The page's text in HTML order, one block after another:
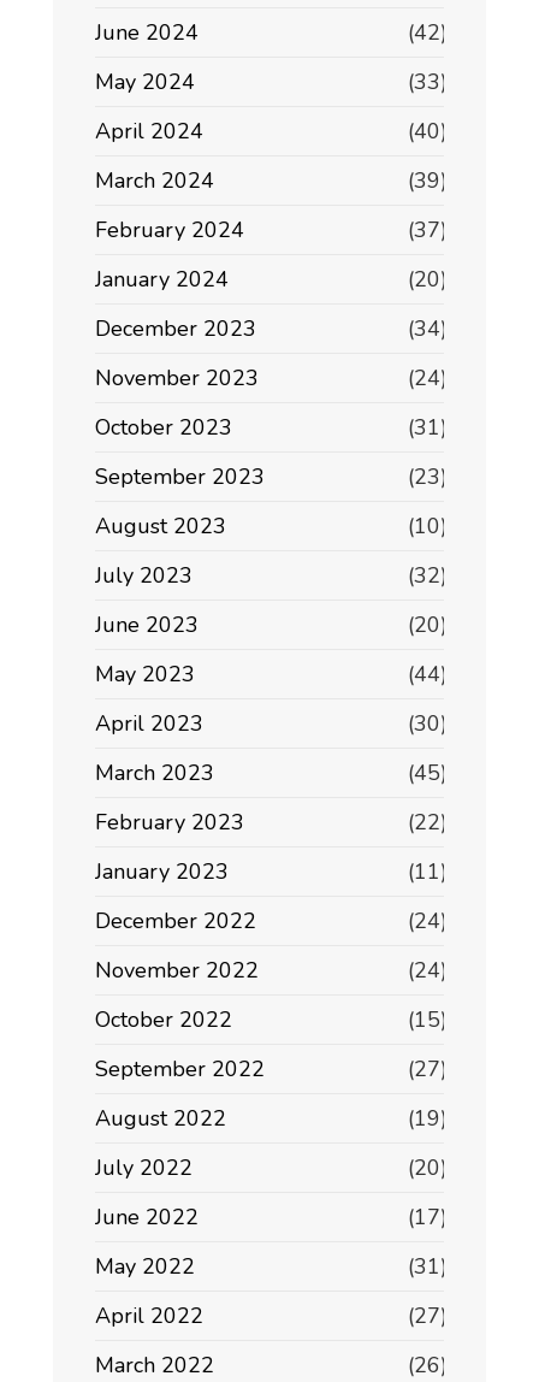
June 2024
(42)
May 2024
(33)
April 2024
(40)
March 2024
(39)
February 2024
(37)
January 2024
(20)
December 2023
(34)
November 2023
(24)
October 2023
(31)
September 2023
(23)
August 2023
(10)
July 2023
(32)
June 2023
(20)
May 2023
(44)
April 2023
(30)
March 2023
(45)
February 2023
(22)
January 2023
(11)
December 2022
(24)
November 2022
(24)
October 2022
(15)
September 2022
(27)
August 2022
(19)
July 2022
(20)
June 2022
(17)
May 2022
(31)
April 2022
(27)
March 2022
(26)